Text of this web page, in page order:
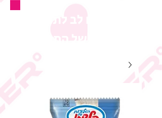
המבצע של המוצר